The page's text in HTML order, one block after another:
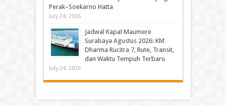
Perak–Soekarno Hatta
July 24, 2026
Jadwal Kapal Maumere
Surabaya Agustus 2026: KM
Dharma Rucitra 7, Rute, Transit,
dan Waktu Tempuh Terbaru
July 24, 2026